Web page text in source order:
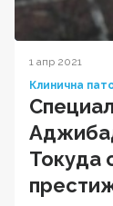
1 апр 2021
Клинична
Токуда